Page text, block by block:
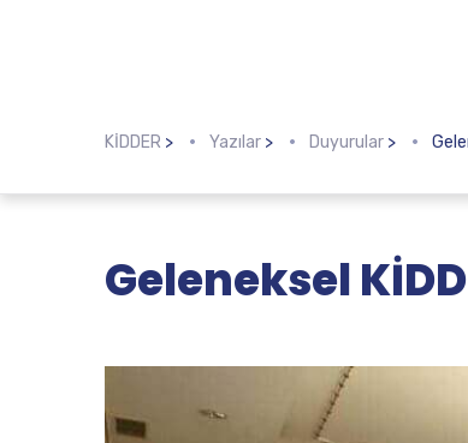
KİDDER > Yazılar > Duyurular >
Geleneksel